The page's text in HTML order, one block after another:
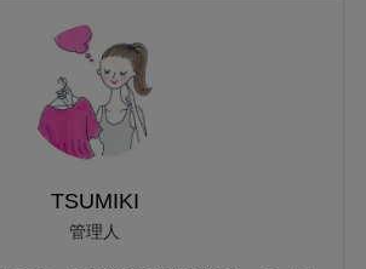
TSUMIKI
管理人